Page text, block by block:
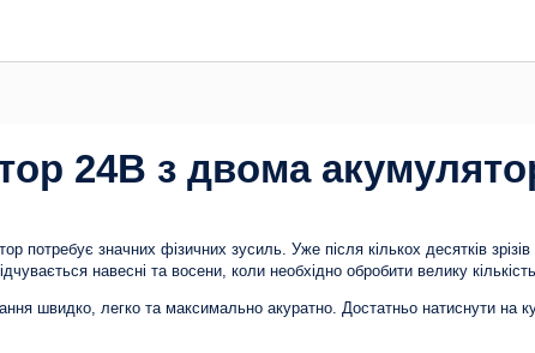
24В з двома
потребує значних фізичних зусиль. Уже після кількох десятків
навесні та восени, коли необхідно обробити велику
швидко, легко та максимально акуратно. Достатньо натиснути на